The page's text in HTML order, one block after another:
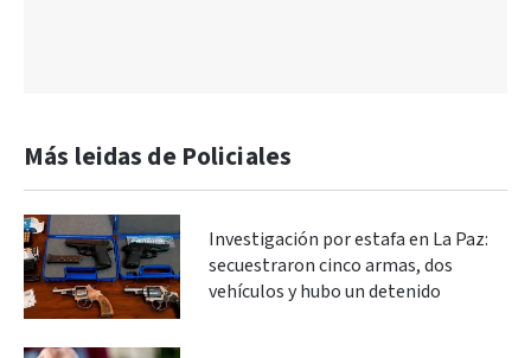
Más leidas de Policiales
Investigación por estafa en La Paz:
secuestraron cinco armas, dos
vehículos y hubo un detenido